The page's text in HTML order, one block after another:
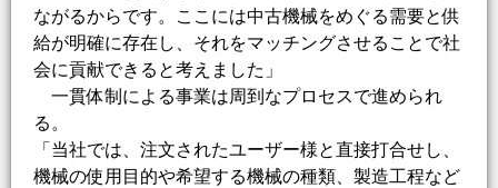
ながるからです。ここには中古機械をめぐる需要と供
給が明確に存在し、それをマッチングさせることで社
会に貢献できると考えました」
一貫体制による事業は周到なプロセスで進められ
る。
「当社では、注文されたユーザー様と直接打合せし、
機械の使用目的や希望する機械の種類、製造工程など